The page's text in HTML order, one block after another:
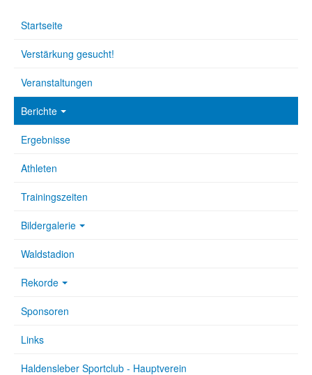
Startseite
Verstärkung gesucht!
Veranstaltungen
Berichte
Ergebnisse
Athleten
Trainingszeiten
Bildergalerie
Waldstadion
Rekorde
Sponsoren
Links
Haldensleber Sportclub - Hauptverein